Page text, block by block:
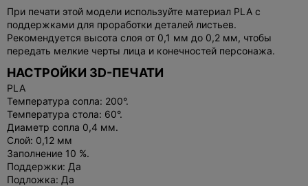
При печати этой модели используйте материал PLA с
поддержками для проработки деталей листьев.
Рекомендуется высота слоя от 0,1 мм до 0,2 мм, чтобы
передать мелкие черты лица и конечностей персонажа.
НАСТРОЙКИ 3D-ПЕЧАТИ
PLA
Температура сопла: 200°.
Температура стола: 60°.
Диаметр сопла 0,4 мм.
Слой: 0,12 мм
Заполнение 10 %.
Поддержки: Да
Подложка: Да